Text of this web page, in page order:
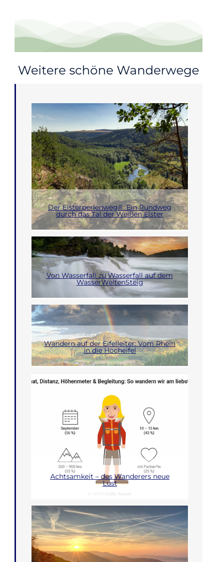
Weitere schöne Wanderwege
Der Elsterperlenweg®: Ein Rundweg
durch das Tal der Weißen Elster
Von Wasserfall zu Wasserfall auf dem
WasserWeltenSteig
Wandern auf der Eifelleiter: Vom Rhein
in die Hocheifel
Achtsamkeit – des Wanderers neue
Lust